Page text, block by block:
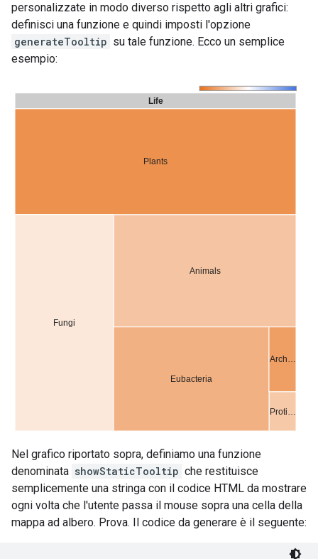
personalizzate in modo diverso rispetto agli altri grafici:
definisci una funzione e quindi imposti l'opzione
generateTooltip su tale funzione. Ecco un semplice
esempio:
Nel grafico riportato sopra, definiamo una funzione
denominata showStaticTooltip che restituisce
semplicemente una stringa con il codice HTML da mostrare
ogni volta che l'utente passa il mouse sopra una cella della
mappa ad albero. Prova. Il codice da generare è il seguente: